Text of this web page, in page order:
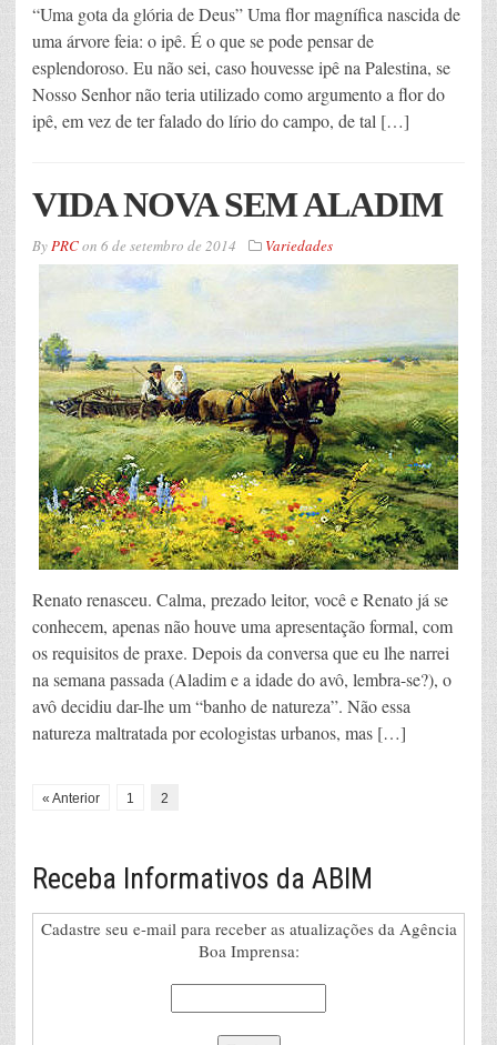
“Uma gota da glória de Deus” Uma flor magnífica nascida de
uma árvore feia: o ipê. É o que se pode pensar de
esplendoroso. Eu não sei, caso houvesse ipê na Palestina, se
Nosso Senhor não teria utilizado como argumento a flor do
ipê, em vez de ter falado do lírio do campo, de tal […]
VIDA NOVA SEM ALADIM
ByPRCon 6 de setembro de 2014 Variedades
Renato renasceu. Calma, prezado leitor, você e Renato já se
conhecem, apenas não houve uma apresentação formal, com
os requisitos de praxe. Depois da conversa que eu lhe narrei
na semana passada (Aladim e a idade do avô, lembra-se?), o
avô decidiu dar-lhe um “banho de natureza”. Não essa
natureza maltratada por ecologistas urbanos, mas […]
« Anterior 1 2
Receba Informativos da ABIM
Cadastre seu e-mail para receber as atualizações da Agência
Boa Imprensa: